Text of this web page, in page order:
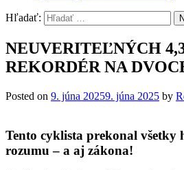
Hľadať:
NEUVERITEĽNÝCH
REKORDÉR NA
Posted on 9. júna 20259. júna 2025 by
Tento cyklista prekonal všetky
rozumu – a aj zákona!